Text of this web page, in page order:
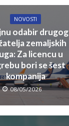
NOVOSTI
odabir drugog
zemaljskih
Za licencu u
bori se šest
kompanija
08/05/2026